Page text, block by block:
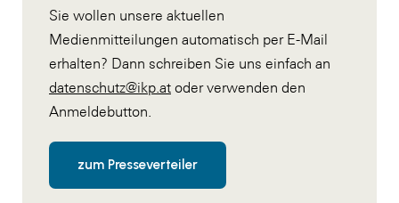
Sie wollen unsere aktuellen
Medienmitteilungen automatisch per E-Mail
erhalten? Dann schreiben Sie uns einfach an
datenschutz@ikp.at oder verwenden den
Anmeldebutton.
zum Presseverteiler